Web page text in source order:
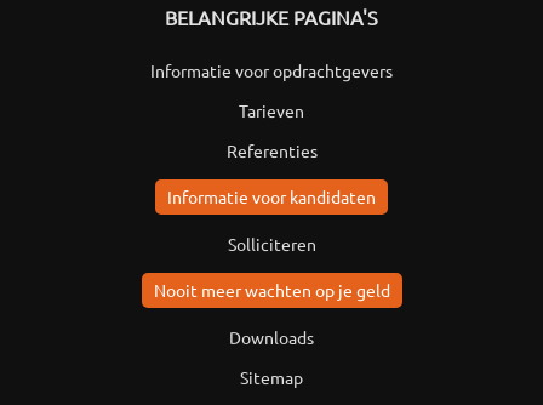
BELANGRIJKE PAGINA'S
Informatie voor opdrachtgevers
Tarieven
Referenties
Informatie voor kandidaten
Solliciteren
Nooit meer wachten op je geld
Downloads
Sitemap